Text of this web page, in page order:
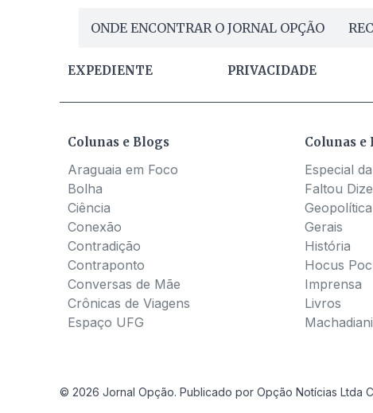
ONDE ENCONTRAR O JORNAL OPÇÃO
EXPEDIENTE PRIVACIDADE
Colunas e Blogs
Araguaia em Foco
Bolha
Ciência
Conexão
Contradição
Contraponto
Conversas de Mãe
Crônicas de Viagens
Espaço UFG
Colunas e
Especial
Faltou
Geopolítica
Gerais
História
Hocus
Imprensa
Livros
© 2026 Jornal Opção. Publicado por Opção Notícias Ltda